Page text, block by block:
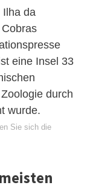
Ilha da
eine Insel 33
durch
wurde.
Sie sich die